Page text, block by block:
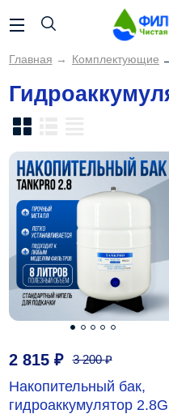
Главная → Комплектующие
2 815 ₽ 3 200₽
Накопительный бак,
гидроаккумулятор